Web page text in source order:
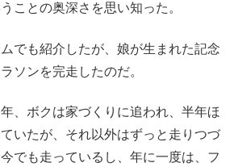
ことの奥深さを思い知った。
でも紹介したが、娘が生まれた記念
ソンを完走したのだ。
、ボクは家づくりに追われ、半年ほ
いたが、それ以外はずっと走りつづ
でも走っているし、年に一度は、フ